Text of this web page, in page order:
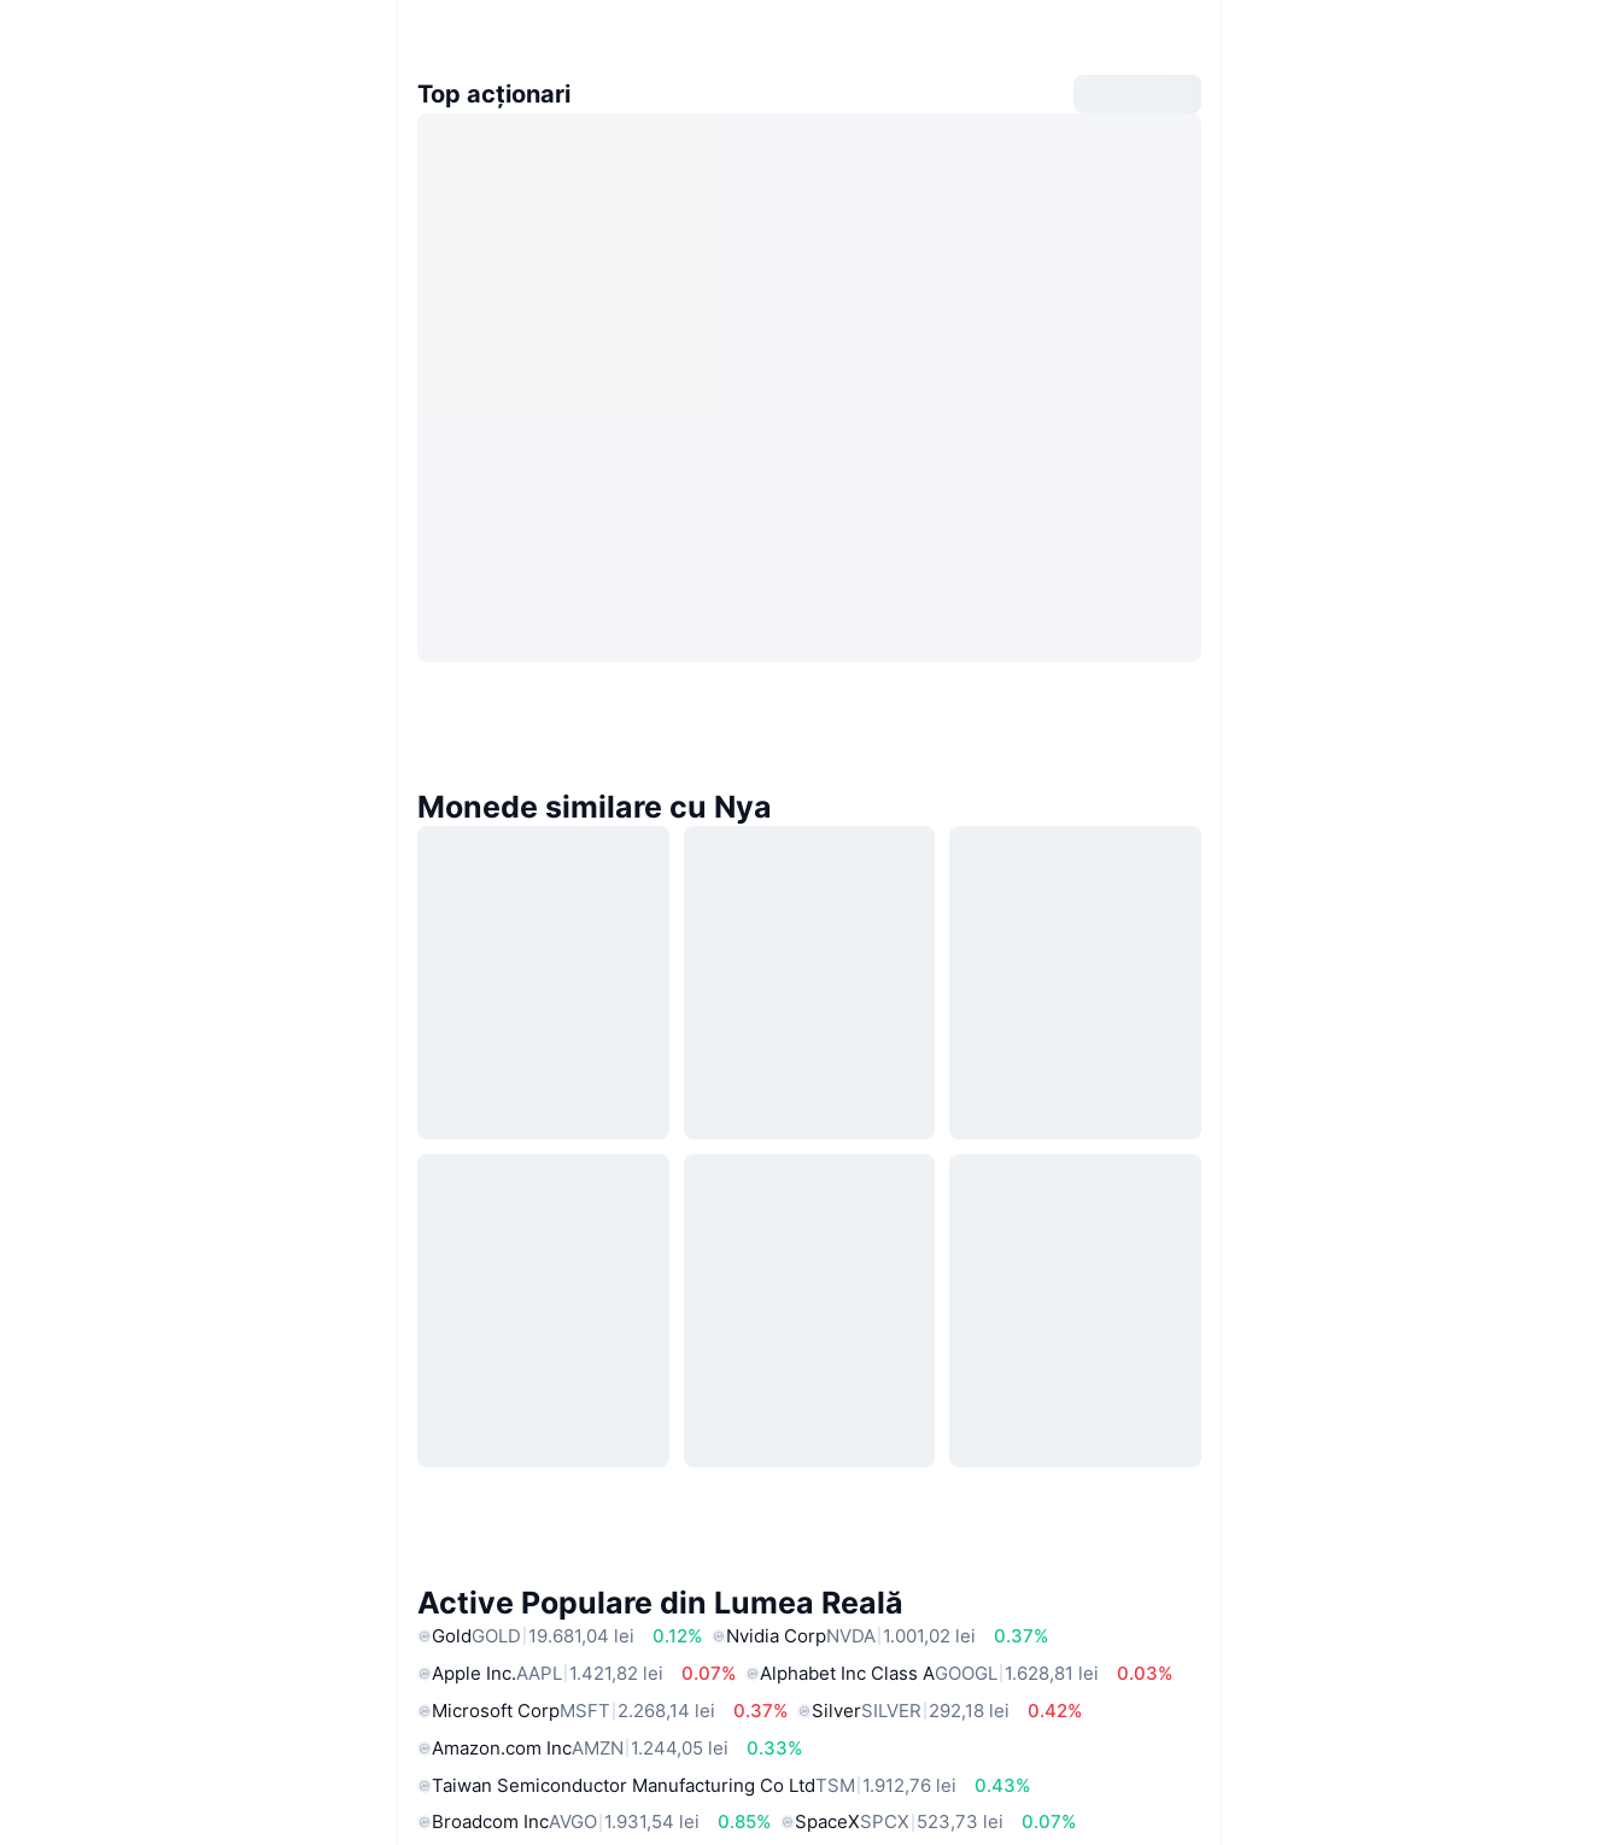
Top acționari
Monede similare cu Nya
Active Populare din Lumea Reală
GoldGOLD 19.681,04 lei 0.12% Nvidia CorpNVDA 1.001,02 lei
0.37%
Apple Inc.AAPL 1.421,82 lei 0.07% Alphabet Inc Class AGOOGL 1.628,81 lei
0.03%
Microsoft CorpMSFT 2.268,14 lei 0.37% SilverSILVER 292,18 lei
0.42%
Amazon.com IncAMZN 1.244,05 lei
0.33%
Taiwan Semiconductor Manufacturing Co LtdTSM 1.912,76 lei
0.43%
Broadcom IncAVGO 1.931,54 lei 0.85% SpaceXSPCX 523,73 lei 0.07%